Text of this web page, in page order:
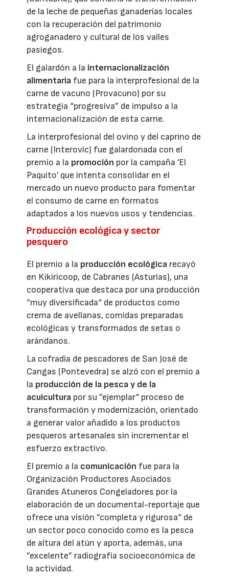
de la leche de pequeñas ganaderías locales
con la recuperación del patrimonio
agroganadero y cultural de los valles
pasiegos.
El galardón a la internacionalización
alimentaria fue para la interprofesional de la
carne de vacuno (Provacuno) por su
estrategia “progresiva” de impulso a la
internacionalización de esta carne.
La interprofesional del ovino y del caprino de
carne (Interovic) fue galardonada con el
premio a la promoción por la campaña 'El
Paquito' que intenta consolidar en el
mercado un nuevo producto para fomentar
el consumo de carne en formatos
adaptados a los nuevos usos y tendencias.
Producción ecológica y sector
pesquero
El premio a la producción ecológica recayó
en Kikiricoop, de Cabranes (Asturias), una
cooperativa que destaca por una producción
“muy diversificada“ de productos como
crema de avellanas, comidas preparadas
ecológicas y transformados de setas o
arándanos.
La cofradía de pescadores de San José de
Cangas (Pontevedra) se alzó con el premio a
la producción de la pesca y de la
acuicultura por su ”ejemplar“ proceso de
transformación y modernización, orientado
a generar valor añadido a los productos
pesqueros artesanales sin incrementar el
esfuerzo extractivo.
El premio a la comunicación fue para la
Organización Productores Asociados
Grandes Atuneros Congeladores por la
elaboración de un documental-reportaje que
ofrece una visión ”completa y rigurosa“ de
un sector poco conocido como es la pesca
de altura del atún y aporta, además, una
”excelente” radiografía socioeconómica de
la actividad.